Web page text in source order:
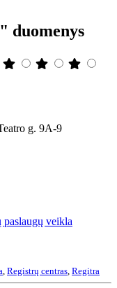
duomenys
g. 9A-9
paslaugų veikla
Registrų centras Regitra